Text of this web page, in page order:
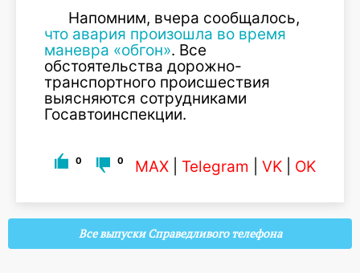
Напомним, вчера сообщалось,
что авария произошла во время
маневра «обгон». Все
обстоятельства дорожно-
транспортного происшествия
выясняются сотрудниками
Госавтоинспекции.
0 0 MAX Telegram VK OK
Все выпуски Справедливого телефона